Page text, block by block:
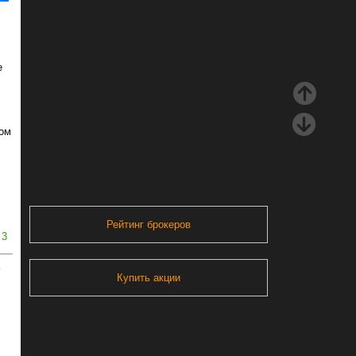
3
Рейтинг брокеров
Купить акции